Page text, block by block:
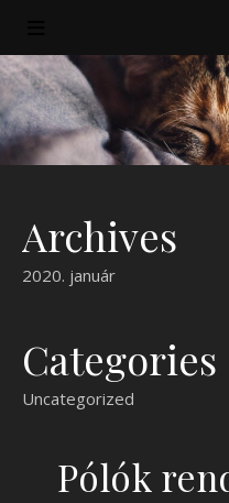
Archives
2020. január
Categories
Uncategorized
Pólók